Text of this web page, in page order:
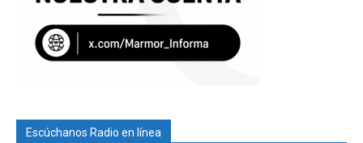
Escúchanos Radio en línea